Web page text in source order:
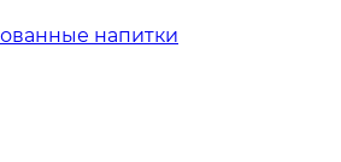
напитки